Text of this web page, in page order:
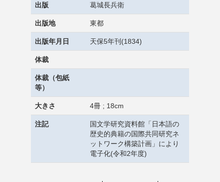
出版 葛城長兵衛
出版地 東都
出版年月日 天保5年刊(1834)
体裁
体裁（包紙
等）
大きさ 4冊 ; 18cm
注記
国文学研究資料館「日本語の
歴史的典籍の国際共同研究ネ
ットワーク構築計画」により
電子化(令和2年度)